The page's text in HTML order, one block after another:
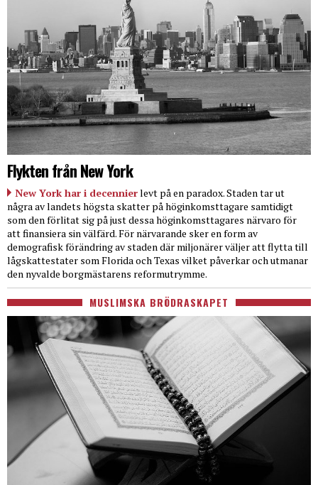
Flykten från New York
New York har i decennierlevt på en paradox. Staden tar ut
några av landets högsta skatter på höginkomsttagare samtidigt
som den förlitat sig på just dessa höginkomsttagares närvaro för
att finansiera sin välfärd. För närvarande sker en form av
demografisk förändring av staden där miljonärer väljer att flytta till
lågskattestater som Florida och Texas vilket påverkar och utmanar
den nyvalde borgmästarens reformutrymme.
MUSLIMSKA BRÖDRASKAPET